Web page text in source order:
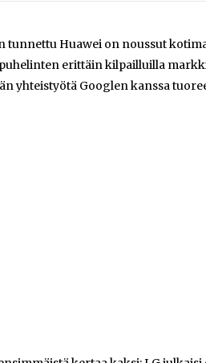
tunnettu Huawei on noussut
erittäin kilpailluilla
yhteistyötä Googlen kanssa